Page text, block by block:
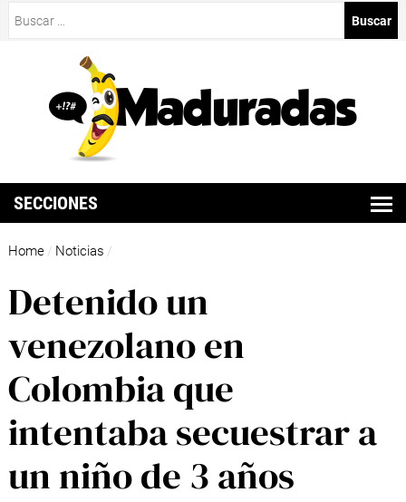
SECCIONES
Home / Noticias /
Detenido un
venezolano en
Colombia que
intentaba secuestrar a
un niño de 3 años